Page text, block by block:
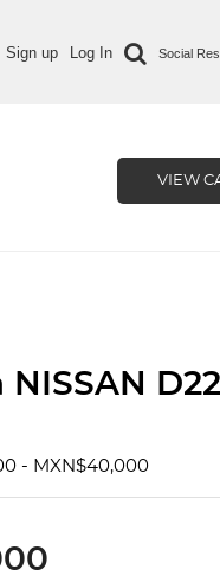
Sign up Log In Social
VIEW
NISSAN
- MXN$40,000